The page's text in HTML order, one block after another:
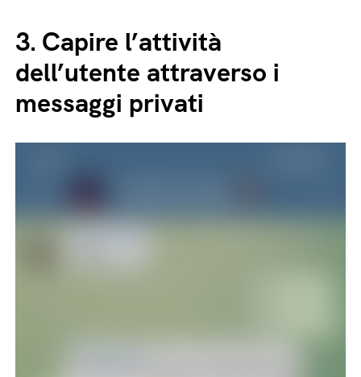
3. Capire l’attività
dell’utente attraverso i
messaggi privati